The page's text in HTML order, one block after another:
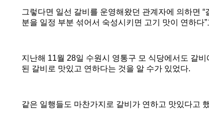
그렇다면 일선 갈비를 운영해왔던 관계자에 의하면 “
분을 일정 부분 섞어서 숙성시키면 고기 맛이 연하다”
지난해 11월 28일 수원시 영통구 모 식당에서도 갈
된 갈비로 맛있고 연하다는 것을 알 수가 있었다.
같은 일행들도 마찬가지로 갈비가 연하고 맛있다고